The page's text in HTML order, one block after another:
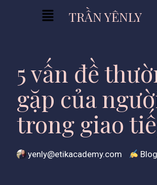
TRẦN YÊNLY
5 vấn đề
gặp của
trong giao
yenly@etikacademy.com Blog